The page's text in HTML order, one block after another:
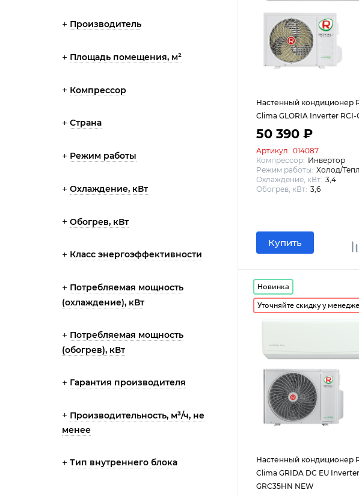
Производитель
Площадь помещения, м²
Компрессор
Страна
Режим работы
Охлаждение, кВт
Обогрев, кВт
Класс энергоэффективности
Потребляемая мощность
(охлаждение), кВт
Потребляемая мощность
(обогрев), кВт
Гарантия производителя
Производительность, м³/ч, не
менее
Тип внутреннего блока
Настенный кондиционер
Clima GLORIA Inverter RCI-
50 390 ₽
Артикул: 014087
Компрессор: Инвертор
Режим работы: Холод/
Охлаждение, кВт: 3,4
Обогрев, кВт: 3,6
Купить
Новинка
Уточняйте скидку у
Настенный кондиционер
Clima GRIDA DC EU
GRC35HN NEW